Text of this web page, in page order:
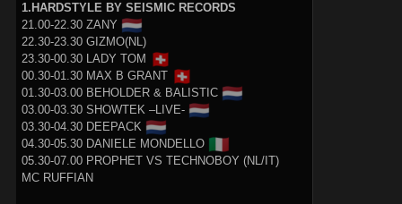
1.HARDSTYLE BY SEISMIC RECORDS
21.00-22.30 ZANY 🇳🇱
22.30-23.30 GIZMO(NL)
23.30-00.30 LADY TOM 🇨🇭
00.30-01.30 MAX B GRANT 🇨🇭
01.30-03.00 BEHOLDER & BALISTIC 🇳🇱
03.00-03.30 SHOWTEK –LIVE- 🇳🇱
03.30-04.30 DEEPACK 🇳🇱
04.30-05.30 DANIELE MONDELLO 🇮🇹
05.30-07.00 PROPHET VS TECHNOBOY (NL/IT)
MC RUFFIAN